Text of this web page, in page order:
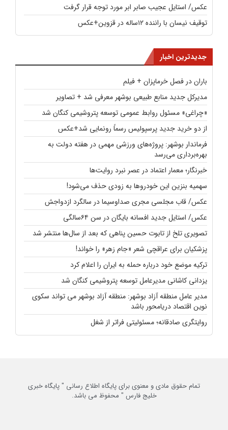
عکس/ استایل عجیب صابر ابر مورد توجه قرار گرفت
توقیف نیسان با راننده ۱۲ساله در قزوین+عکس
جدیدترین اخبار
باران در فصل خرماپزان + فیلم
مدیرکل جدید منابع طبیعی بوشهر معرفی شد + تصاویر
«چراغی» مسئول روابط عمومی توسعه پتروشیمی کنگان شد
از دو خرید جدید پرسپولیس رسماً رونمایی شد+عکس
فرماندار بوشهر: پروژه‌های ورزشی مهمی در هفته دولت به
بهره‌برداری می‌رسد
خبرنگار؛ معمار اعتماد در عصر نبرد روایت‌ها
سهمیه بنزین این خودروها به زودی حذف می‌شود!
عکس/ قاب مجلسی مجری صداوسیما در سالگرد ازدواجش
عکس/ استایل جدید افسانه بایگان در سن ۶۴سالگی
تصویری تلخ از تابوت حسین پناهی که بعد از سال‌ها منتشر شد
پزشکیان برای عراقچی شعر «جام زهر» را خواند!
ترکیه موضع خود درباره حمله به ایران را اعلام کرد
یزدانی کاشانی مدیرعامل توسعه پتروشیمی کنگان شد
مدیر عامل منطقه آزاد بوشهر: منطقه آزاد بوشهر می تواند سکوی
نوین اقتصاد دریامحور باشد
روایتگری صادقانه؛ مسئولیتی فراتر از شغل
تمام حقوق مادی و معنوی برای پایگاه اطلاع رسانی " پایگاه خبری
خلیج فارس " محفوظ می باشد.